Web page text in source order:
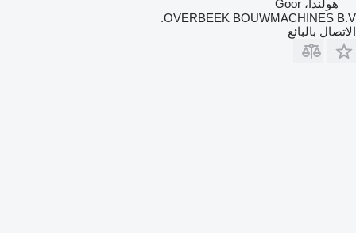
هولندا، Goor
OVERBEEK BOUWMACHINES B.V.
الاتصال بالبائع